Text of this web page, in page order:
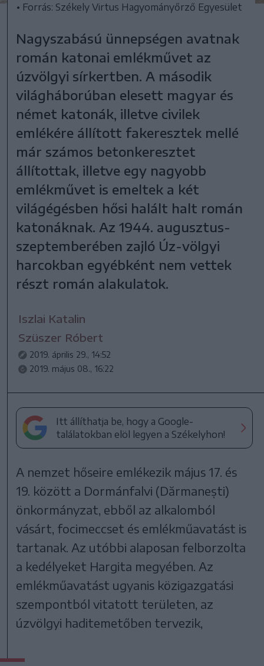
• Forrás: Székely Virtus Hagyományőrző Egyesület
Nagyszabású ünnepségen avatnak
román katonai emlékművet az
úzvölgyi sírkertben. A második
világháborúban elesett magyar és
német katonák, illetve civilek
emlékére állított fakeresztek mellé
már számos betonkeresztet
állítottak, illetve egy nagyobb
emlékművet is emeltek a két
világégésben hősi halált halt román
katonáknak. Az 1944. augusztus-
szeptemberében zajló Úz-völgyi
harcokban egyébként nem vettek
részt román alakulatok.
Iszlai Katalin
Szüszer Róbert
2019. április 29., 14:52
2019. május 08., 16:22
Itt állíthatja be, hogy a Google-
találatokban elöl legyen a Székelyhon!
A nemzet hőseire emlékezik május 17. és
19. között a Dormánfalvi (Dărmanești)
önkormányzat, ebből az alkalomból
vásárt, focimeccset és emlékműavatást is
tartanak. Az utóbbi alaposan felborzolta
a kedélyeket Hargita megyében. Az
emlékműavatást ugyanis közigazgatási
szempontból vitatott területen, az
úzvölgyi haditemetőben tervezik,